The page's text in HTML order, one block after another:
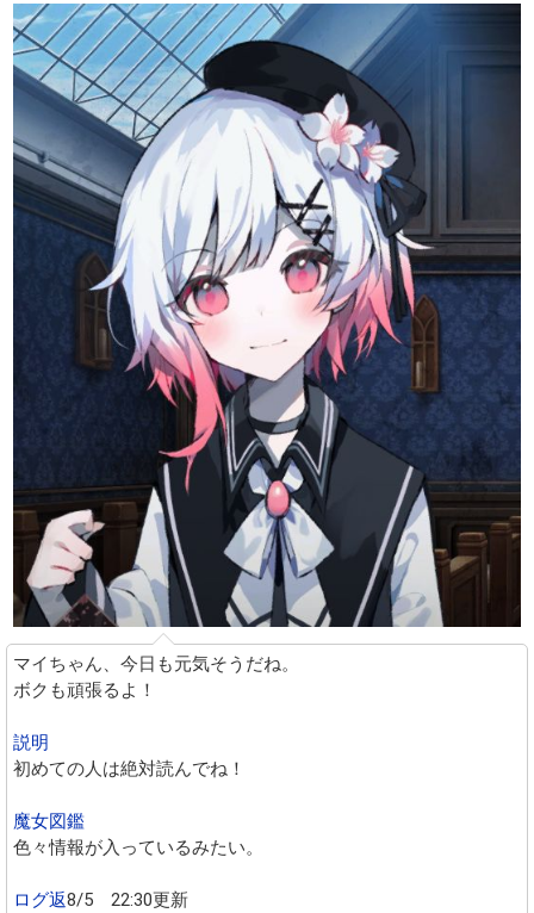
マイちゃん、今日も元気そうだね。
ボクも頑張るよ！
説明
初めての人は絶対読んでね！
魔女図鑑
色々情報が入っているみたい。
ログ返8/5 22:30更新